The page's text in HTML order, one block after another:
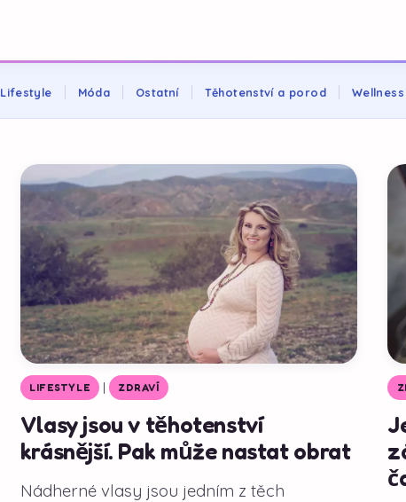
Lifestyle Móda Ostatní Těhotenství a porod
Vlasy jsou v těhotenství
krásnější. Pak může nastat obrat
Nádherné vlasy jsou jedním z těch
LIFESTYLE | ZDRAVÍ